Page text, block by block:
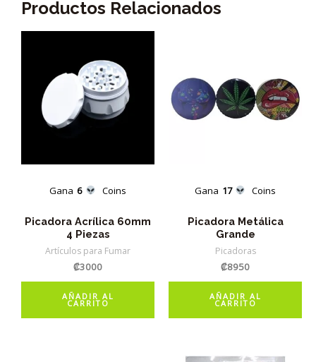
Productos Relacionados
Gana 6 Coins
Picadora Acrílica 60mm
4 Piezas
Artículos para Fumar
₡3000
AÑADIR AL
CARRITO
Gana 17 Coins
Picadora Metálica
Grande
Picadoras
₡8950
AÑADIR AL
CARRITO